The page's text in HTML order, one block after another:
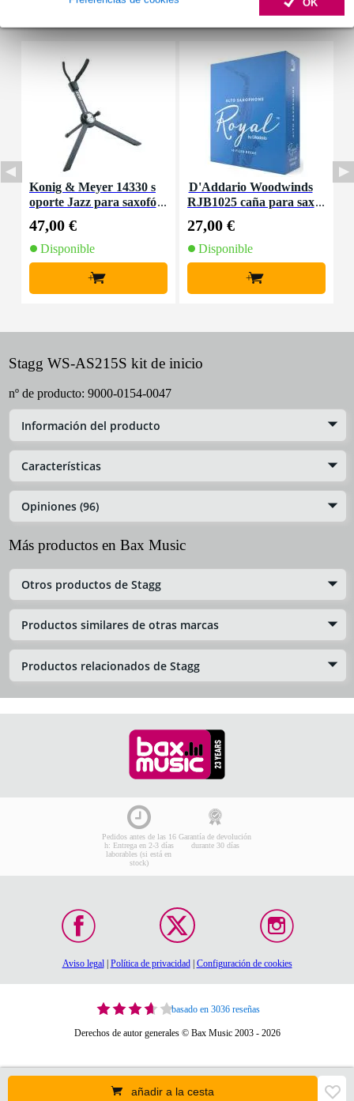
Konig & Meyer 14330 s
oporte Jazz para saxofó
47,00 €
Disponible
+
D'Addario Woodwinds
RJB1025 caña para sax
27,00 €
Disponible
+
Stagg WS-AS215S kit de inicio
nº de producto: 9000-0154-0047
Información del producto
Características
Opiniones (96)
Más productos en Bax Music
Otros productos de Stagg
Productos similares de otras marcas
Productos relacionados de Stagg
añadir a la cesta
Pedidos antes de las 16
h: Entrega en 2-3 días
laborables (si está en
stock)
Garantía de devolución
durante 30 días
Aviso legal| Política de privacidad| Configuración de cookies
basado en 3036 reseñas
Derechos de autor generales © Bax Music 2003 - 2026